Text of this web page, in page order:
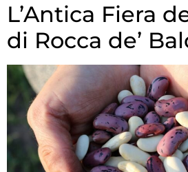
L’Antica Fiera
di Rocca de’